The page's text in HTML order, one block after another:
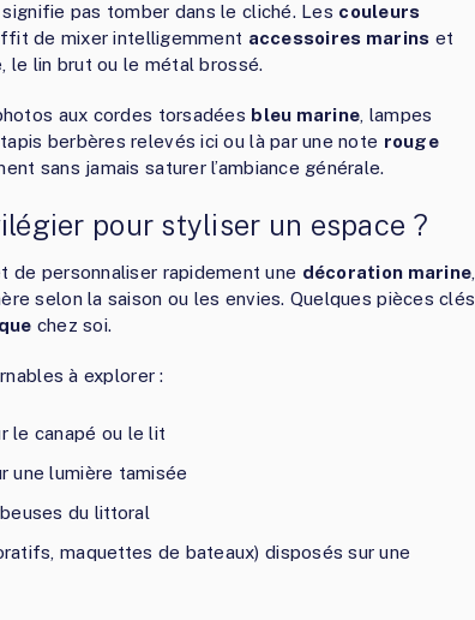
signifie pas tomber dans le cliché. Les couleurs
de mixer intelligemment accessoires marins et
le lin brut ou le métal brossé.
aux cordes torsadées bleu marine, lampes
berbères relevés ici ou là par une note rouge
sans jamais saturer l’ambiance générale.
pour styliser un espace ?
de personnaliser rapidement une décoration marine,
selon la saison ou les envies. Quelques pièces clés
chez soi.
à explorer :
le canapé ou le lit
une lumière tamisée
du littoral
maquettes de bateaux) disposés sur une